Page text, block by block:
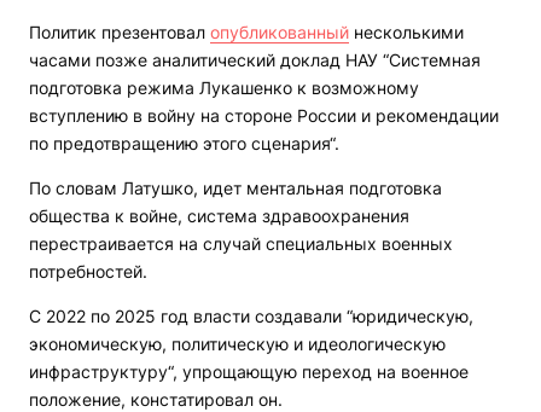
Политик презентовал опубликованный несколькими
часами позже аналитический доклад НАУ “Системная
подготовка режима Лукашенко к возможному
вступлению в войну на стороне России и рекомендации
по предотвращению этого сценария“.
По словам Латушко, идет ментальная подготовка
общества к войне, система здравоохранения
перестраивается на случай специальных военных
потребностей.
С 2022 по 2025 год власти создавали “юридическую,
экономическую, политическую и идеологическую
инфраструктуру“, упрощающую переход на военное
положение, констатировал он.